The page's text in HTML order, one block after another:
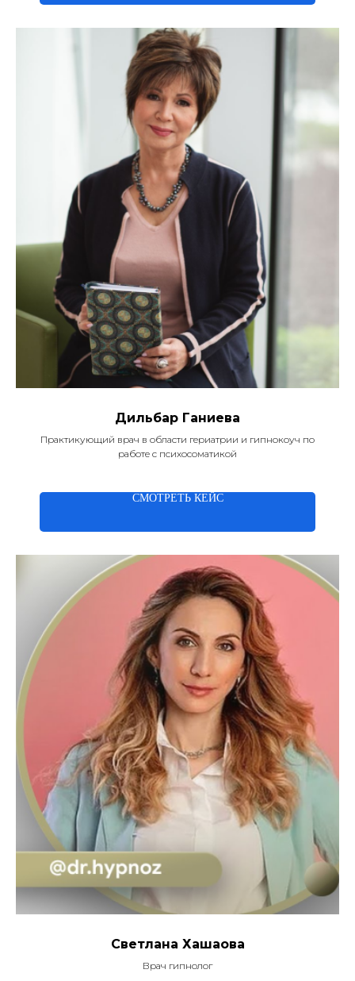
Дильбар Ганиева
Практикующий врач в области гериатрии и гипнокоуч по
работе с психосоматикой
СМОТРЕТЬ КЕЙС
Светлана Хашаова
Врач гипнолог